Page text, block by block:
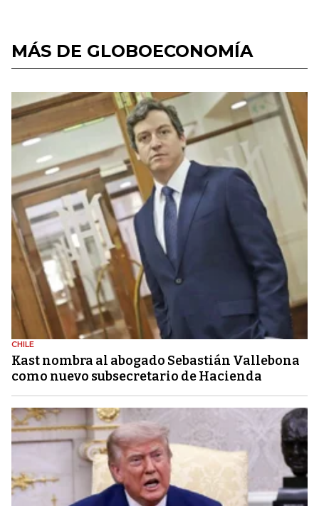
MÁS DE GLOBOECONOMÍA
CHILE
Kast nombra al abogado Sebastián Vallebona
como nuevo subsecretario de Hacienda